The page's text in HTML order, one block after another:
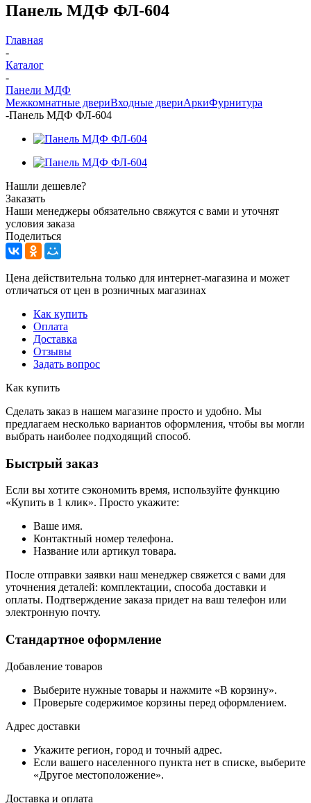
Панель МДФ ФЛ-604
Главная
-
Каталог
-
Панели МДФ
Межкомнатные двериВходные двериАркиФурнитура
-Панель МДФ ФЛ-604
Нашли дешевле?
Заказать
Наши менеджеры обязательно свяжутся с вами и уточнят
условия заказа
Поделиться
Цена действительна только для интернет-магазина и может
отличаться от цен в розничных магазинах
Как купить
Оплата
Доставка
Отзывы
Задать вопрос
Как купить
Сделать заказ в нашем магазине просто и удобно. Мы
предлагаем несколько вариантов оформления, чтобы вы могли
выбрать наиболее подходящий способ.
Быстрый заказ
Если вы хотите сэкономить время, используйте функцию
«Купить в 1 клик». Просто укажите:
Ваше имя.
Контактный номер телефона.
Название или артикул товара.
После отправки заявки наш менеджер свяжется с вами для
уточнения деталей: комплектации, способа доставки и
оплаты. Подтверждение заказа придет на ваш телефон или
электронную почту.
Стандартное оформление
Добавление товаров
Выберите нужные товары и нажмите «В корзину».
Проверьте содержимое корзины перед оформлением.
Адрес доставки
Укажите регион, город и точный адрес.
Если вашего населенного пункта нет в списке, выберите
«Другое местоположение».
Доставка и оплата